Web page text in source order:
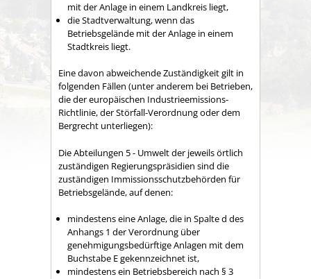
mit der Anlage in einem Landkreis liegt,
die Stadtverwaltung, wenn das
Betriebsgelände mit der Anlage in einem
Stadtkreis liegt.
Eine davon abweichende Zuständigkeit gilt in
folgenden Fällen (unter anderem bei Betrieben,
die der europäischen Industrieemissions-
Richtlinie, der Störfall-Verordnung oder dem
Bergrecht unterliegen):
Die Abteilungen 5 - Umwelt der jeweils örtlich
zuständigen Regierungspräsidien sind die
zuständigen Immissionsschutzbehörden für
Betriebsgelände, auf denen:
mindestens eine Anlage, die in Spalte d des
Anhangs 1 der Verordnung über
genehmigungsbedürftige Anlagen mit dem
Buchstabe E gekennzeichnet ist,
mindestens ein Betriebsbereich nach § 3